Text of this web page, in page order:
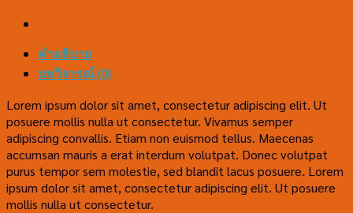
คำอธิบาย
บทวิจารณ์ (0)
Lorem ipsum dolor sit amet, consectetur adipiscing elit. Ut
posuere mollis nulla ut consectetur. Vivamus semper
adipiscing convallis. Etiam non euismod tellus. Maecenas
accumsan mauris a erat interdum volutpat. Donec volutpat
purus tempor sem molestie, sed blandit lacus posuere. Lorem
ipsum dolor sit amet, consectetur adipiscing elit. Ut posuere
mollis nulla ut consectetur.